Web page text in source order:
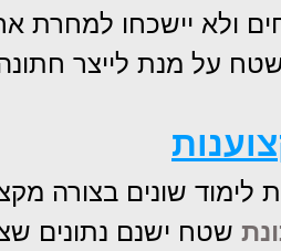
ולא יישכחו למחרת
על מנת לייצר
שונים בצורה
שטח ישנם נתונים